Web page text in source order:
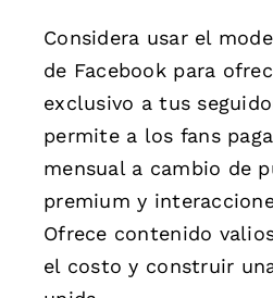
Considera usar el
de Facebook para
exclusivo a tus
permite a los fans
mensual a cambio de
premium y
Ofrece contenido
el costo y construir